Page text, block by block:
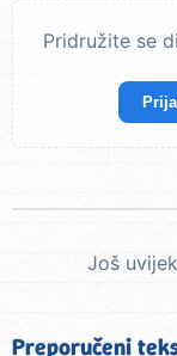
Pridružite se
Još
Preporučeni